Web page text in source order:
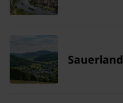
Sauerland